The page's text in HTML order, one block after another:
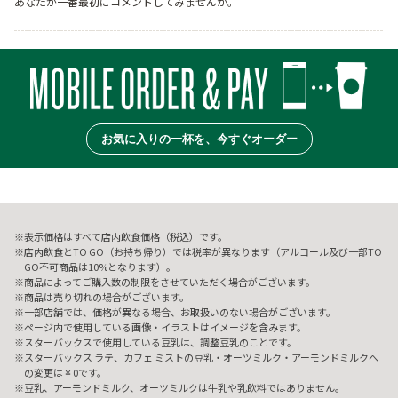
お気に入りの一杯を、今すぐオーダー
表示価格はすべて店内飲食価格（税込）です。
店内飲食とTO GO（お持ち帰り）では税率が異なります（アルコール及び一部TO
GO不可商品は10%となります）。
商品によってご購入数の制限をさせていただく場合がございます。
商品は売り切れの場合がございます。
一部店舗では、価格が異なる場合、お取扱いのない場合がございます。
ページ内で使用している画像・イラストはイメージを含みます。
スターバックスで使用している豆乳は、調整豆乳のことです。
スターバックス ラテ、カフェ ミストの豆乳・オーツミルク・アーモンドミルクへ
の変更は￥0です。
豆乳、アーモンドミルク、オーツミルクは牛乳や乳飲料ではありません。